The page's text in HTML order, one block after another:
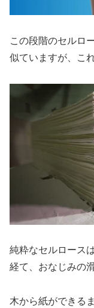
この段階のセルロ
似ていますが、こ
純粋なセルロース
経て、おなじみの
木から紙ができる